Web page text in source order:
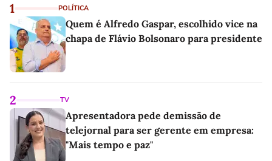
1 POLÍTICA
Quem é Alfredo Gaspar, escolhido vice na
chapa de Flávio Bolsonaro para presidente
2 TV
Apresentadora pede demissão de
telejornal para ser gerente em empresa:
"Mais tempo e paz"